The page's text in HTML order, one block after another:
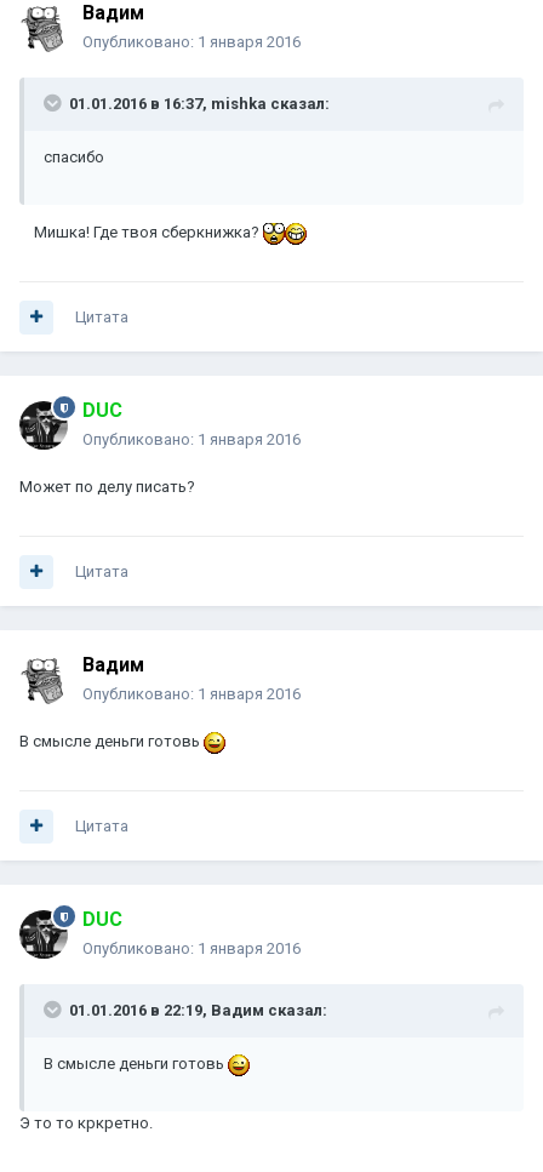
Вадим
Опубликовано: 1 января 2016
01.01.2016 в 16:37, mishka сказал:
спасибо
Мишка! Где твоя сберкнижка?
Цитата
DUC
Опубликовано: 1 января 2016
Может по делу писать?
Цитата
Вадим
Опубликовано: 1 января 2016
В смысле деньги готовь
Цитата
DUC
Опубликовано: 1 января 2016
01.01.2016 в 22:19, Вадим сказал:
В смысле деньги готовь
Э то то кркретнo.